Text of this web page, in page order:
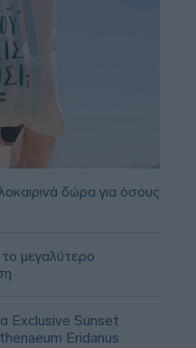
δώρα για όσους
μεγαλύτερο
Exclusive Sunset
Eridanus